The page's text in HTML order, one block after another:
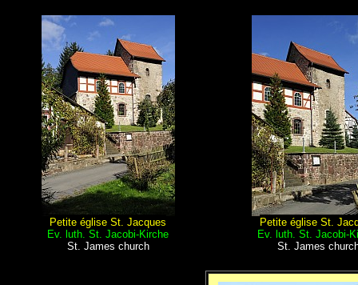
Petite église St. Jacques
Ev. luth. St. Jacobi-Kirche
St. James church
Petite église St.
Ev. luth. St. Jacobi-
St. James